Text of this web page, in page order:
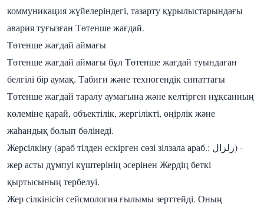
коммуникация жүйелеріндегі, тазарту құрылыстарындағы
авария туғызған Төтенше жағдай.
Төтенше жағдай аймағы
Төтенше жағдай аймағы бұл Төтенше жағдай туындаған
белгілі бір аумақ. Табиғи және техногендік сипаттағы
Төтенше жағдай таралу аумағына және келтірген нұқсанның
көлеміне қарай, объектілік, жергілікті, өңірлік және
жаһандық болып бөлінеді.
Жерсілкіну (араб тілден ескірген сөзі зілзала араб.: زلزال‎) -
жер асты дүмпуі күштерінің әсерінен Жердің беткі
қыртысының тербелуі.
Жер сілкінісін сейсмология ғылымы зерттейді. Оның